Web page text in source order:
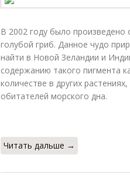
В 2002 году было
голубой гриб. Данное чудо
найти в Новой Зеландии и
содержанию такого пигмента
количестве в других
обитателей морского дна.
Читать дальше →